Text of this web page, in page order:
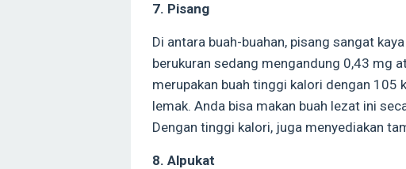
7. Pisang
Di antara buah-buahan, pisang sangat
berukuran sedang mengandung 0,43 mg
merupakan buah tinggi kalori dengan 105
lemak. Anda bisa makan buah lezat ini
Dengan tinggi kalori, juga menyediakan
8. Alpukat